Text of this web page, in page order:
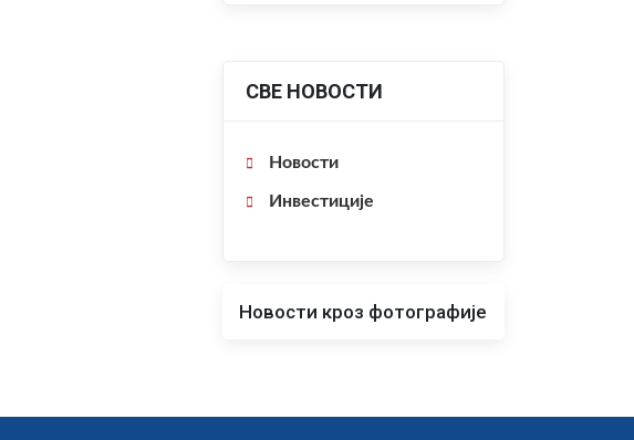
СВЕ НОВОСТИ
Новости
Инвестиције
Новости кроз фотографије